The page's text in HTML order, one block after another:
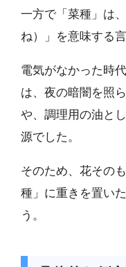
一方で「菜種」は
ね）」を意味する言
電気がなかった時
は、夜の暗闇を照
や、調理用の油と
源でした。
そのため、花その
種」に重きを置い
う。